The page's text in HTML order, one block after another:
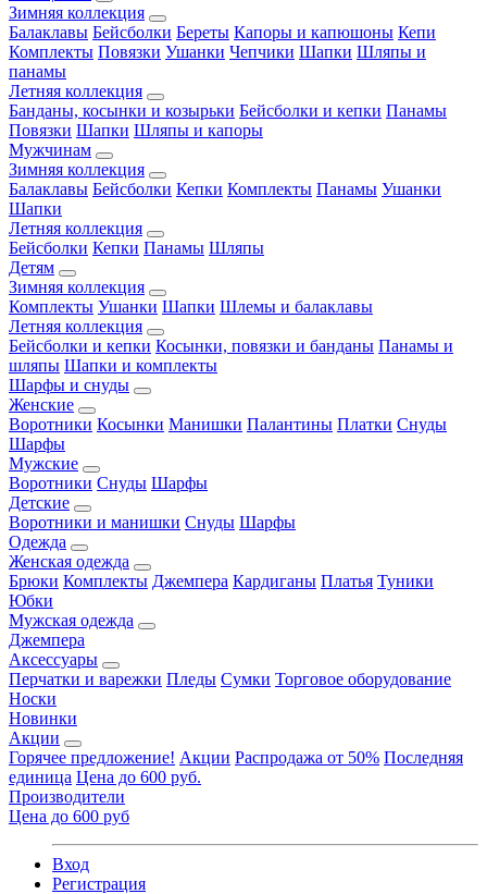
Зимняя коллекция
Балаклавы Бейсболки Береты Капоры и капюшоны Кепи
Комплекты Повязки Ушанки Чепчики Шапки Шляпы и
панамы
Летняя коллекция
Банданы, косынки и козырьки Бейсболки и кепки Панамы
Повязки Шапки Шляпы и капоры
Мужчинам
Зимняя коллекция
Балаклавы Бейсболки Кепки Комплекты Панамы Ушанки
Шапки
Летняя коллекция
Бейсболки Кепки Панамы Шляпы
Детям
Зимняя коллекция
Комплекты Ушанки Шапки Шлемы и балаклавы
Летняя коллекция
Бейсболки и кепки Косынки, повязки и банданы Панамы и
шляпы Шапки и комплекты
Шарфы и снуды
Женские
Воротники Косынки Манишки Палантины Платки Снуды
Шарфы
Мужские
Воротники Снуды Шарфы
Детские
Воротники и манишки Снуды Шарфы
Одежда
Женская одежда
Брюки Комплекты Джемпера Кардиганы Платья Туники
Юбки
Мужская одежда
Джемпера
Аксессуары
Перчатки и варежки Пледы Сумки Торговое оборудование
Носки
Новинки
Акции
Горячее предложение! Акции Распродажа от 50% Последняя
единица Цена до 600 руб.
Производители
Цена до 600 руб
Вход
Регистрация